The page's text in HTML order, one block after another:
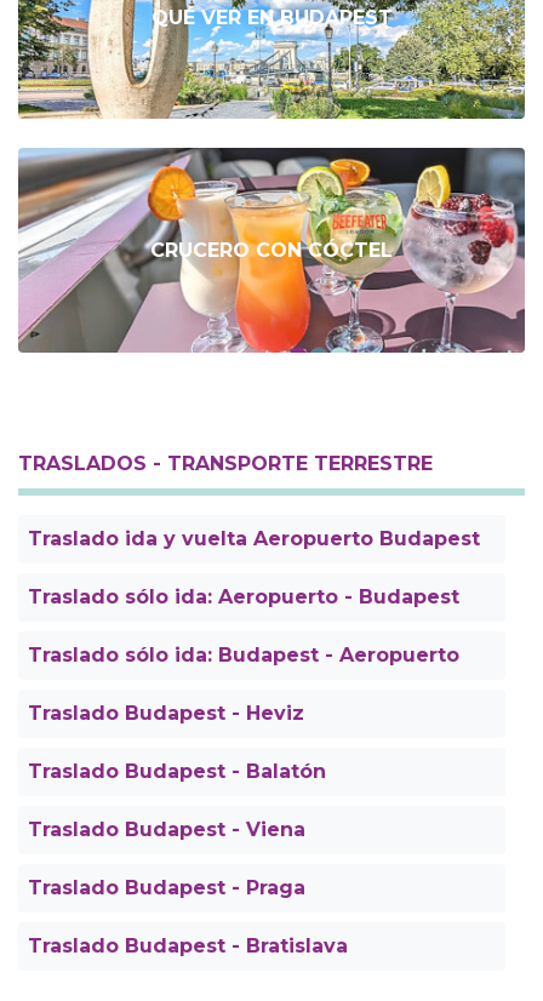
QUÉ VER EN BUDAPEST
CRUCERO CON CÓCTEL
TRASLADOS - TRANSPORTE TERRESTRE
Traslado ida y vuelta Aeropuerto Budapest
Traslado sólo ida: Aeropuerto - Budapest
Traslado sólo ida: Budapest - Aeropuerto
Traslado Budapest - Heviz
Traslado Budapest - Balatón
Traslado Budapest - Viena
Traslado Budapest - Praga
Traslado Budapest - Bratislava